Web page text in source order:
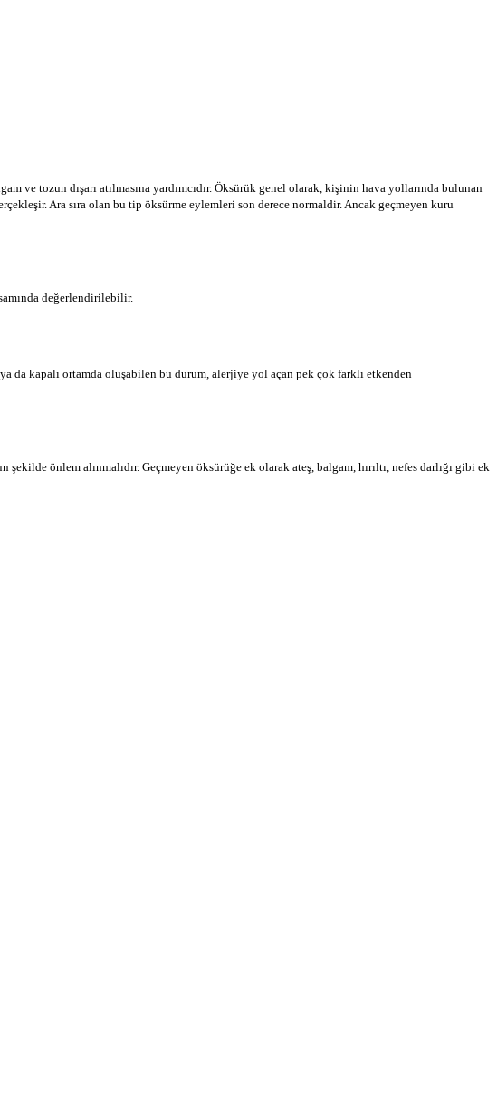
tozun dışarı atılmasına yardımcıdır. Öksürük genel olarak, kişinin hava yollarında bulunan
Ara sıra olan bu tip öksürme eylemleri son derece normaldir. Ancak geçmeyen kuru
değerlendirilebilir.
da kapalı ortamda oluşabilen bu durum, alerjiye yol açan pek çok farklı etkenden
önlem alınmalıdır. Geçmeyen öksürüğe ek olarak ateş, balgam, hırıltı, nefes darlığı gibi ek